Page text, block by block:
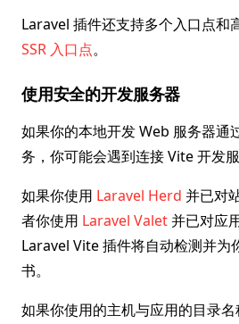
Laravel 插件还支持多个入口点和
SSR 入口点。
使用安全的开发服务器
如果你的本地开发 Web 服务器通
务，你可能会遇到连接 Vite 开发服
如果你使用 Laravel Herd 并已对
者你使用 Laravel Valet并已对应
Laravel Vite 插件将自动检测并为
书。
如果你使用的主机与应用的目录